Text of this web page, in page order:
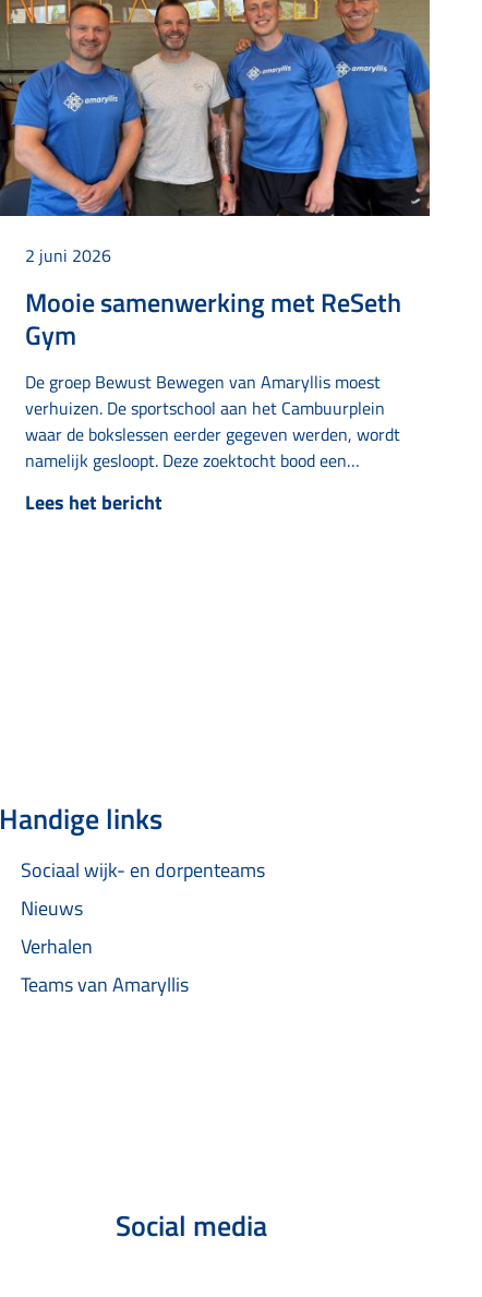
2 juni 2026
Mooie samenwerking met ReSeth
Gym
De groep Bewust Bewegen van Amaryllis moest
verhuizen. De sportschool aan het Cambuurplein
waar de bokslessen eerder gegeven werden, wordt
namelijk gesloopt. Deze zoektocht bood een
met lokale ondernemer Seth van ReSeth Gym. Na
Lees het bericht
Handige links
Sociaal wijk- en dorpenteams
Nieuws
Verhalen
Teams van Amaryllis
Social media